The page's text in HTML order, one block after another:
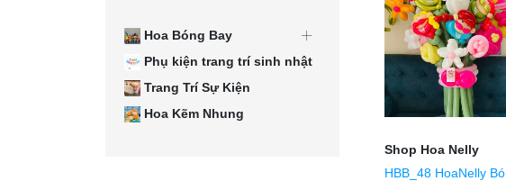
Hoa Bóng Bay
Phụ kiện trang trí sinh nhật
Trang Trí Sự Kiện
Hoa Kẽm Nhung
Shop Hoa Nelly
HBB_48 HoaNelly Bó